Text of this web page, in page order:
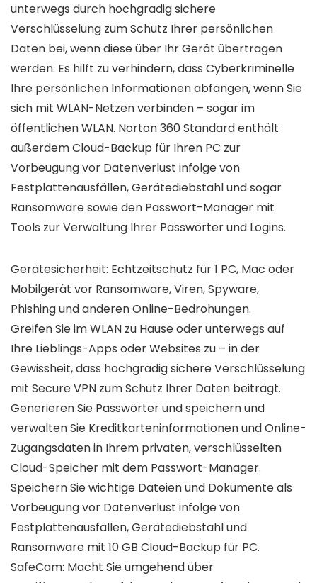
unterwegs durch hochgradig sichere
Verschlüsselung zum Schutz Ihrer persönlichen
Daten bei, wenn diese über Ihr Gerät übertragen
werden. Es hilft zu verhindern, dass Cyberkriminelle
Ihre persönlichen Informationen abfangen, wenn Sie
sich mit WLAN-Netzen verbinden – sogar im
öffentlichen WLAN. Norton 360 Standard enthält
außerdem Cloud-Backup für Ihren PC zur
Vorbeugung vor Datenverlust infolge von
Festplattenausfällen, Gerätediebstahl und sogar
Ransomware sowie den Passwort-Manager mit
Tools zur Verwaltung Ihrer Passwörter und Logins.
Gerätesicherheit: Echtzeitschutz für 1 PC, Mac oder
Mobilgerät vor Ransomware, Viren, Spyware,
Phishing und anderen Online-Bedrohungen.
Greifen Sie im WLAN zu Hause oder unterwegs auf
Ihre Lieblings-Apps oder Websites zu – in der
Gewissheit, dass hochgradig sichere Verschlüsselung
mit Secure VPN zum Schutz Ihrer Daten beiträgt.
Generieren Sie Passwörter und speichern und
verwalten Sie Kreditkarteninformationen und Online-
Zugangsdaten in Ihrem privaten, verschlüsselten
Cloud-Speicher mit dem Passwort-Manager.
Speichern Sie wichtige Dateien und Dokumente als
Vorbeugung vor Datenverlust infolge von
Festplattenausfällen, Gerätediebstahl und
Ransomware mit 10 GB Cloud-Backup für PC.
SafeCam: Macht Sie umgehend über